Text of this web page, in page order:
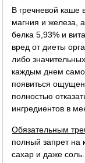
В гречневой каше
магния и железа,
белка 5,93% и
вред от диеты
либо
каждым днем
появиться
полностью
ингредиентов в
Обязательным
полный запрет на
сахар и даже соль.